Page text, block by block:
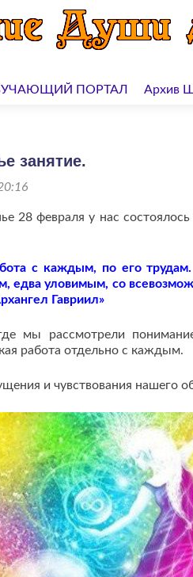
ПОРТАЛ Архив
занятие.
28 февраля у нас
с каждым, по его
едва уловимым, со
Гавриил»
мы рассмотрели
работа отдельно с каждым.
и чувствования нашего